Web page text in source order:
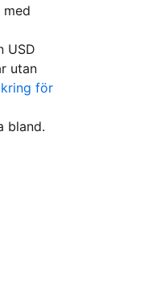
med
USD
utan
för
bland.